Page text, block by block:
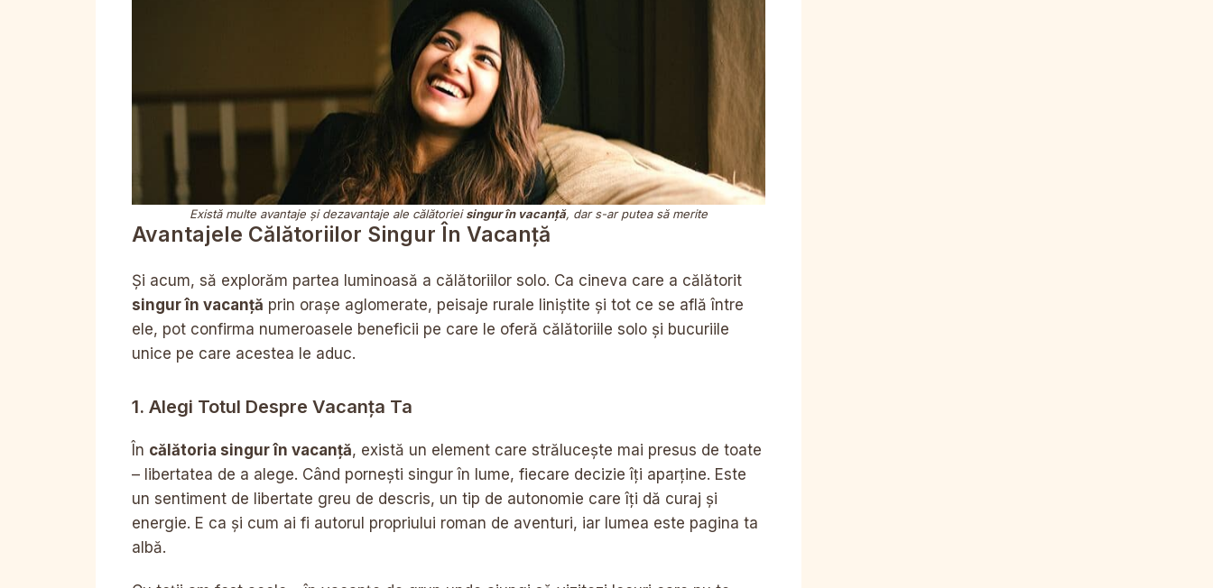
Există multe avantaje și dezavantaje ale călătorieisingur în vacanță, dar s-ar putea să merite
Avantajele Călătoriilor Singur În Vacanță
Și acum, să explorăm partea luminoasă a călătoriilor solo. Ca cineva care a călătorit
singur în vacanță prin orașe aglomerate, peisaje rurale liniștite și tot ce se află între
ele, pot confirma numeroasele beneficii pe care le oferă călătoriile solo și bucuriile
unice pe care acestea le aduc.
1. Alegi Totul Despre Vacanța Ta
În călătoria singur în vacanță, există un element care strălucește mai presus de toate
– libertatea de a alege. Când pornești singur în lume, fiecare decizie îți aparține. Este
un sentiment de libertate greu de descris, un tip de autonomie care îți dă curaj și
energie. E ca și cum ai fi autorul propriului roman de aventuri, iar lumea este pagina ta
albă.